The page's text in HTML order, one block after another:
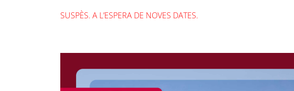
SUSPÈS. A L’ESPERA DE NOVES DATES.